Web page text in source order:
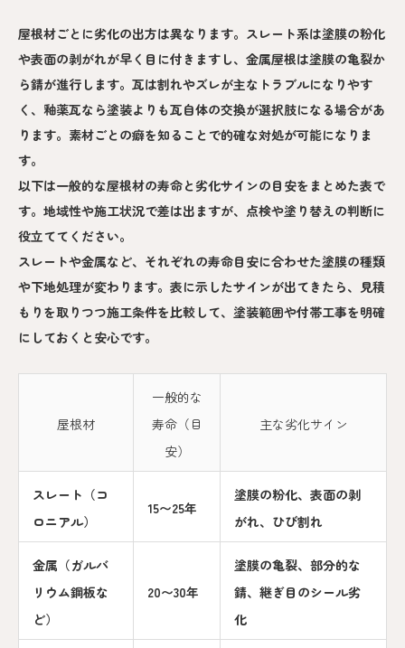
屋根材ごとに劣化の出方は異なります。スレート系は塗膜の粉化
や表面の剥がれが早く目に付きますし、金属屋根は塗膜の亀裂か
ら錆が進行します。瓦は割れやズレが主なトラブルになりやす
く、釉薬瓦なら塗装よりも瓦自体の交換が選択肢になる場合があ
ります。素材ごとの癖を知ることで的確な対処が可能になりま
す。
以下は一般的な屋根材の寿命と劣化サインの目安をまとめた表で
す。地域性や施工状況で差は出ますが、点検や塗り替えの判断に
役立ててください。
スレートや金属など、それぞれの寿命目安に合わせた塗膜の種類
や下地処理が変わります。表に示したサインが出てきたら、見積
もりを取りつつ施工条件を比較して、塗装範囲や付帯工事を明確
にしておくと安心です。
屋根材
一般的な
寿命（目
安）
主な劣化サイン
スレート（コ
ロニアル）
15〜25年
塗膜の粉化、表面の剥
がれ、ひび割れ
金属（ガルバ
リウム鋼板な
ど）
20〜30年
塗膜の亀裂、部分的な
錆、継ぎ目のシール劣
化